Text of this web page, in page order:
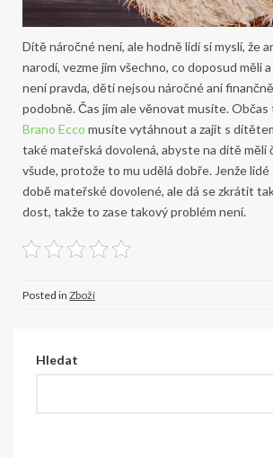
Dítě náročné není, ale hodně lidí si myslí, že
narodí, vezme jim všechno, co doposud měli
není pravda, děti nejsou náročné ani
podobně. Čas jim ale věnovat musíte.
Brano Ecco musíte vytáhnout a zajít s
také mateřská dovolená, abyste na dítě měli
všude, protože to mu udělá dobře. Jenže lidé
době mateřské dovolené, ale dá se zkrátit
dost, takže to zase takový problém není.
Posted in Zboží
Hledat